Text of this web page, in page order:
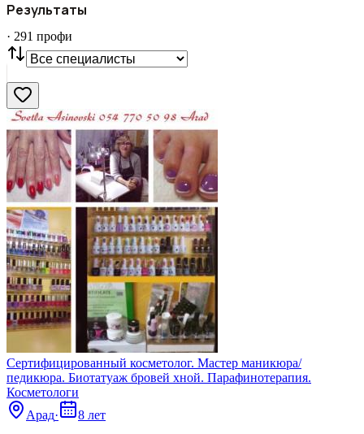
Все
СТАТУС
VIP С фото
Нашли
Сбросить
Результаты
· 291 профи
Сертифицированный косметолог. Мастер маникюра/
педикюра. Биотатуаж бровей хной. Парафинотерапия.
Косметологи
Арад·
8 лет